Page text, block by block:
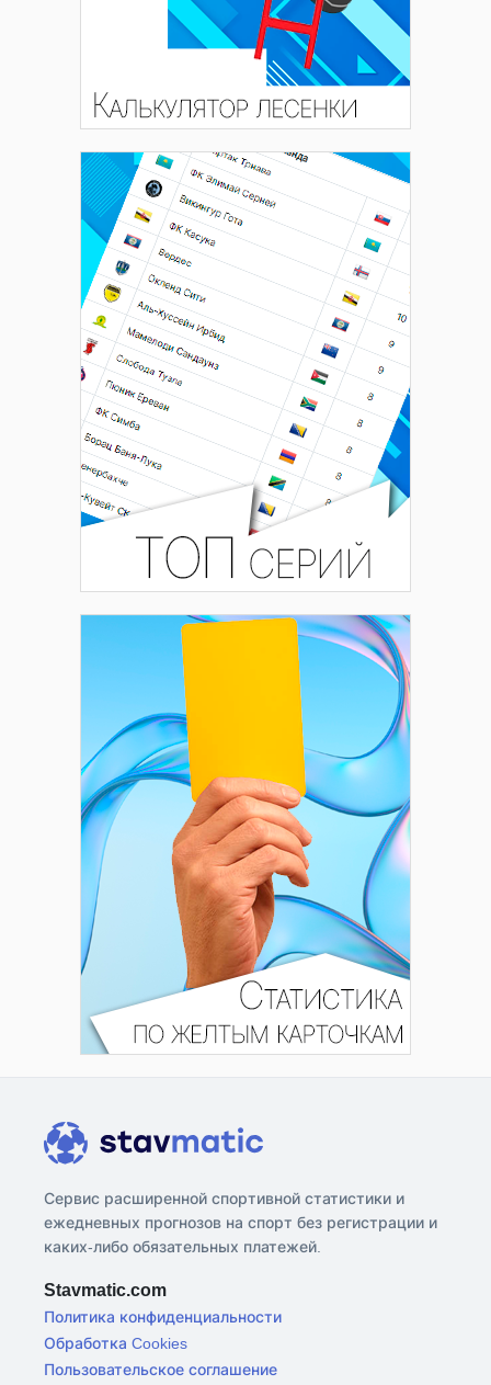
Сервис расширенной спортивной статистики и
ежедневных прогнозов на спорт без регистрации и
каких-либо обязательных платежей.
Stavmatic.com
Политика конфиденциальности
Обработка Cookies
Пользовательское соглашение